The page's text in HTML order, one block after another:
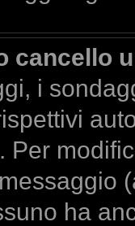
cancello
i
Per
ha